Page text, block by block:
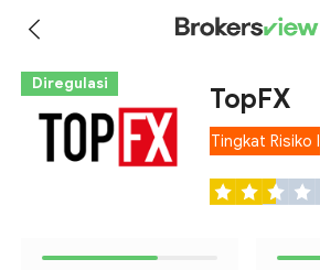
Diregulasi TopFX
Tingkat Risiko I